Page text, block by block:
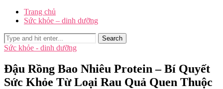
Trang chủ
Sức khỏe – dinh dưỡng
Search
Sức khỏe - dinh dưỡng
Đậu Rồng Bao Nhiêu Protein – Bí Quyết
Sức Khỏe Từ Loại Rau Quả Quen Thuộc